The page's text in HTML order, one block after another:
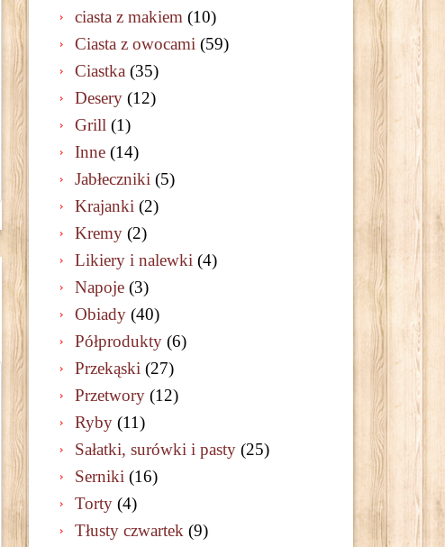
ciasta z makiem (10)
Ciasta z owocami (59)
Ciastka (35)
Desery (12)
Grill (1)
Inne (14)
Jabłeczniki (5)
Krajanki (2)
Kremy (2)
Likiery i nalewki (4)
Napoje (3)
Obiady (40)
Półprodukty (6)
Przekąski (27)
Przetwory (12)
Ryby (11)
Sałatki, surówki i pasty (25)
Serniki (16)
Torty (4)
Tłusty czwartek (9)